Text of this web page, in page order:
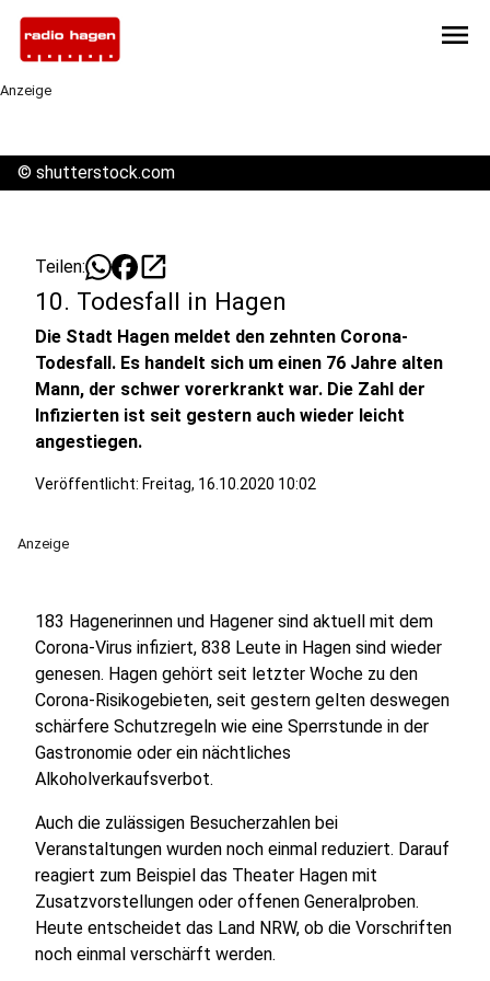
menu
Anzeige
© shutterstock.com
Teilen: open_in_new
10. Todesfall in Hagen
Die Stadt Hagen meldet den zehnten Corona-
Todesfall. Es handelt sich um einen 76 Jahre alten
Mann, der schwer vorerkrankt war. Die Zahl der
Infizierten ist seit gestern auch wieder leicht
angestiegen.
Veröffentlicht: Freitag, 16.10.2020 10:02
Anzeige
183 Hagenerinnen und Hagener sind aktuell mit dem
Corona-Virus infiziert, 838 Leute in Hagen sind wieder
genesen. Hagen gehört seit letzter Woche zu den
Corona-Risikogebieten, seit gestern gelten deswegen
schärfere Schutzregeln wie eine Sperrstunde in der
Gastronomie oder ein nächtliches
Alkoholverkaufsverbot.
Auch die zulässigen Besucherzahlen bei
Veranstaltungen wurden noch einmal reduziert. Darauf
reagiert zum Beispiel das Theater Hagen mit
Zusatzvorstellungen oder offenen Generalproben.
Heute entscheidet das Land NRW, ob die Vorschriften
noch einmal verschärft werden.